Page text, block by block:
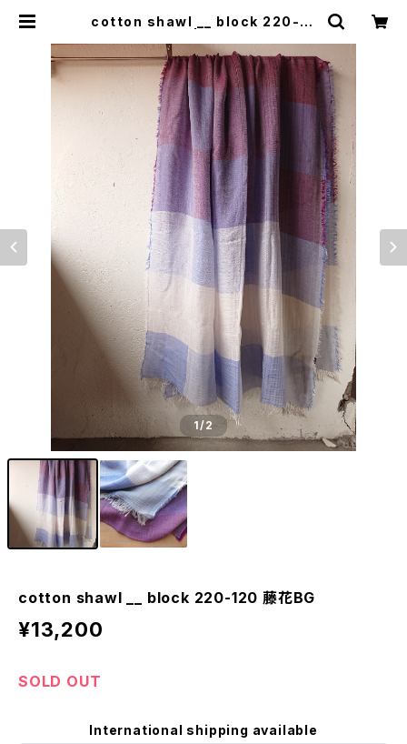
cotton shawl __ block 220-12
1/2
cotton shawl __ block 220-120 藤花BG
¥13,200
SOLD OUT
International shipping available